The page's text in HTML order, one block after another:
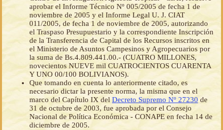
aprobar el Informe Técnico Nº 005/2005 de fecha 1 de
noviembre de 2005 y el Informe Legal U. J. CIAT
011/2005, de fecha 1 de noviembre de 2005, autorizando
el Traspaso Presupuestario y la correspondiente Inscripción
de la Transferencia de Capital de los Recursos inscritos en
el Ministerio de Asuntos Campesinos y Agropecuarios por
la suma de Bs.4.809.441.00.- (CUATRO MILLONES,
novecientos NUEVE mil CUATROCIENTOS CUARENTA
Y UNO 00/100 BOLIVIANOS).
Que tomando en cuenta lo anteriormente citado, es
necesario dictar la presente norma, la misma que en el
marco del Capítulo IX delDecreto Supremo Nº 27230 de
31 de octubre de 2003, fue aprobada por el Consejo
Nacional de Política Económica - CONAPE en fecha 14 de
diciembre de 2005.